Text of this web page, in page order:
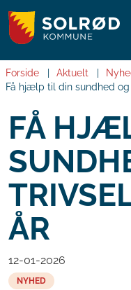
Forside Aktuelt
Få hjælp til din sundhed
FÅ
ÅR
12-01-2026
NYHED